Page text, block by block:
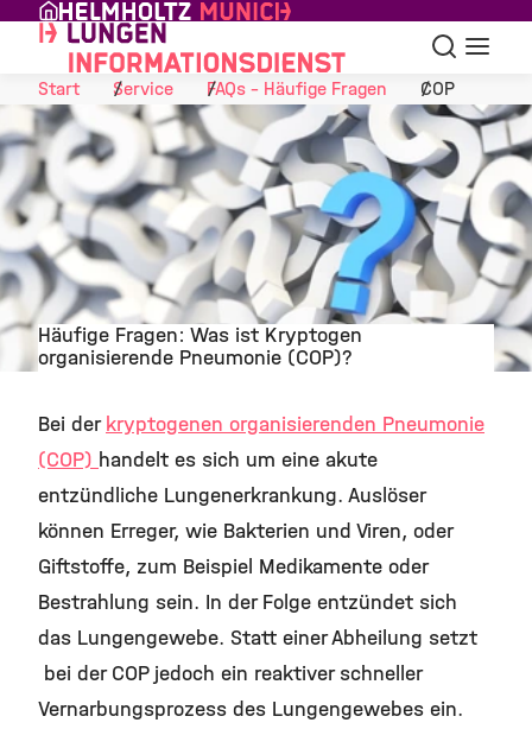
Skip to Content
Suche
Start
Service FAQs - Häufige Fragen COP
Häufige Fragen: Was ist Kryptogen
organisierende Pneumonie (COP)?
Bei derkryptogenen organisierenden Pneumonie
(COP) handelt es sich um eine akute
entzündliche Lungenerkrankung. Auslöser
können Erreger, wie Bakterien und Viren, oder
Giftstoffe, zum Beispiel Medikamente oder
Bestrahlung sein. In der Folge entzündet sich
das Lungengewebe. Statt einer Abheilung setzt
bei der COP jedoch ein reaktiver schneller
Vernarbungsprozess des Lungengewebes ein.